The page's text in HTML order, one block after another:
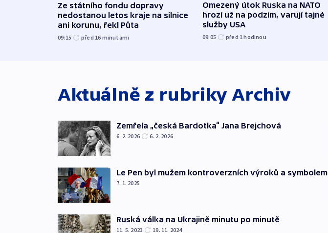
Ze státního fondu dopravy
nedostanou letos kraje na silnice
ani korunu, řekl Půta
09:15 před 16 minutami
Omezený útok Ruska na NATO
hrozí už na podzim, varují tajné
služby USA
09:05 před 1hodinou
Aktuálně z rubrikyArchiv
Zemřela „česká Bardotka“ Jana Brejchová
6. 2. 2026 6. 2. 2026
Le Pen byl mužem kontroverzních výroků a symbolem
7. 1. 2025
Ruská válka na Ukrajině minutu po minutě
11. 5. 2023 19. 11. 2024